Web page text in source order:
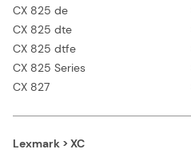
CX 825 de
CX 825 dte
CX 825 dtfe
CX 825 Series
CX 827
Lexmark > XC